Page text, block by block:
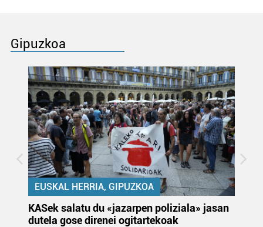
Gipuzkoa
EUSKAL HERRIA, GIPUZKOA
KASek salatu du «jazarpen poliziala» jasan
dutela gose direnei ogitartekoak